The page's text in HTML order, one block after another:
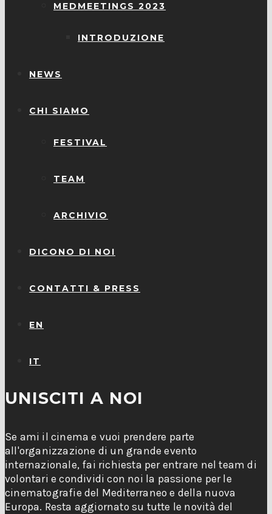
MEDMEETINGS 2023
INTRODUZIONE
NEWS
CHI SIAMO
FESTIVAL
TEAM
ARCHIVIO
DICONO DI NOI
CONTATTI & PRESS
EN
IT
UNISCITI A NOI
Se ami il cinema e vuoi prendere parte
all'organizzazione di un grande evento
internazionale, fai richiesta per entrare nel team di
volontari e condividi con noi la passione per le
cinematografie del Mediterraneo e della nuova
Europa. Resta aggiornato su tutte le novità del